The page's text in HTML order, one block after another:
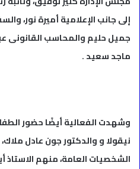
إلى جانب الإعلامية أميرة نور،
جميل حليم والمحاسب القانونى
ماجد سعيد .
وشهدت الفعالية أيضًا حضور
نيقولا و والدكتور جون عادل
الشخصيات العامة، منهم الاستاذ